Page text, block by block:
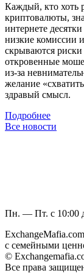
Каждый, кто хоть
криптовалюты,
интернете
низкие комиссии
скрываются
откровенные
из-за
желание
здравый смысл.
Подробнее
Все новости
Пн. — Пт. с 10:00
с семейными
©
Все права